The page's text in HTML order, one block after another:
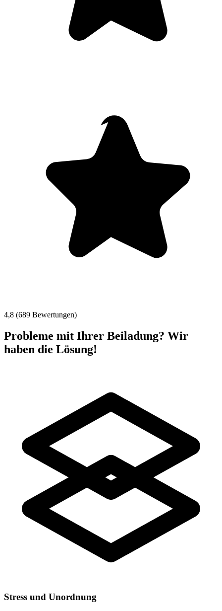
4,8 (689 Bewertungen)
Probleme mit Ihrer Beiladung? Wir
haben die Lösung!
Stress und Unordnung